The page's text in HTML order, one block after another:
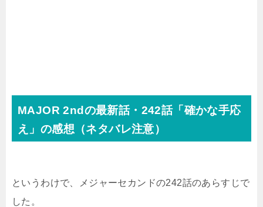
MAJOR 2ndの最新話・242話「確かな手応
え」の感想（ネタバレ注意）
というわけで、メジャーセカンドの242話のあらすじで
した。